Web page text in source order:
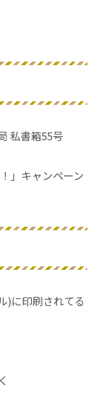
私書箱55号
」キャンペーン
)に印刷されてる